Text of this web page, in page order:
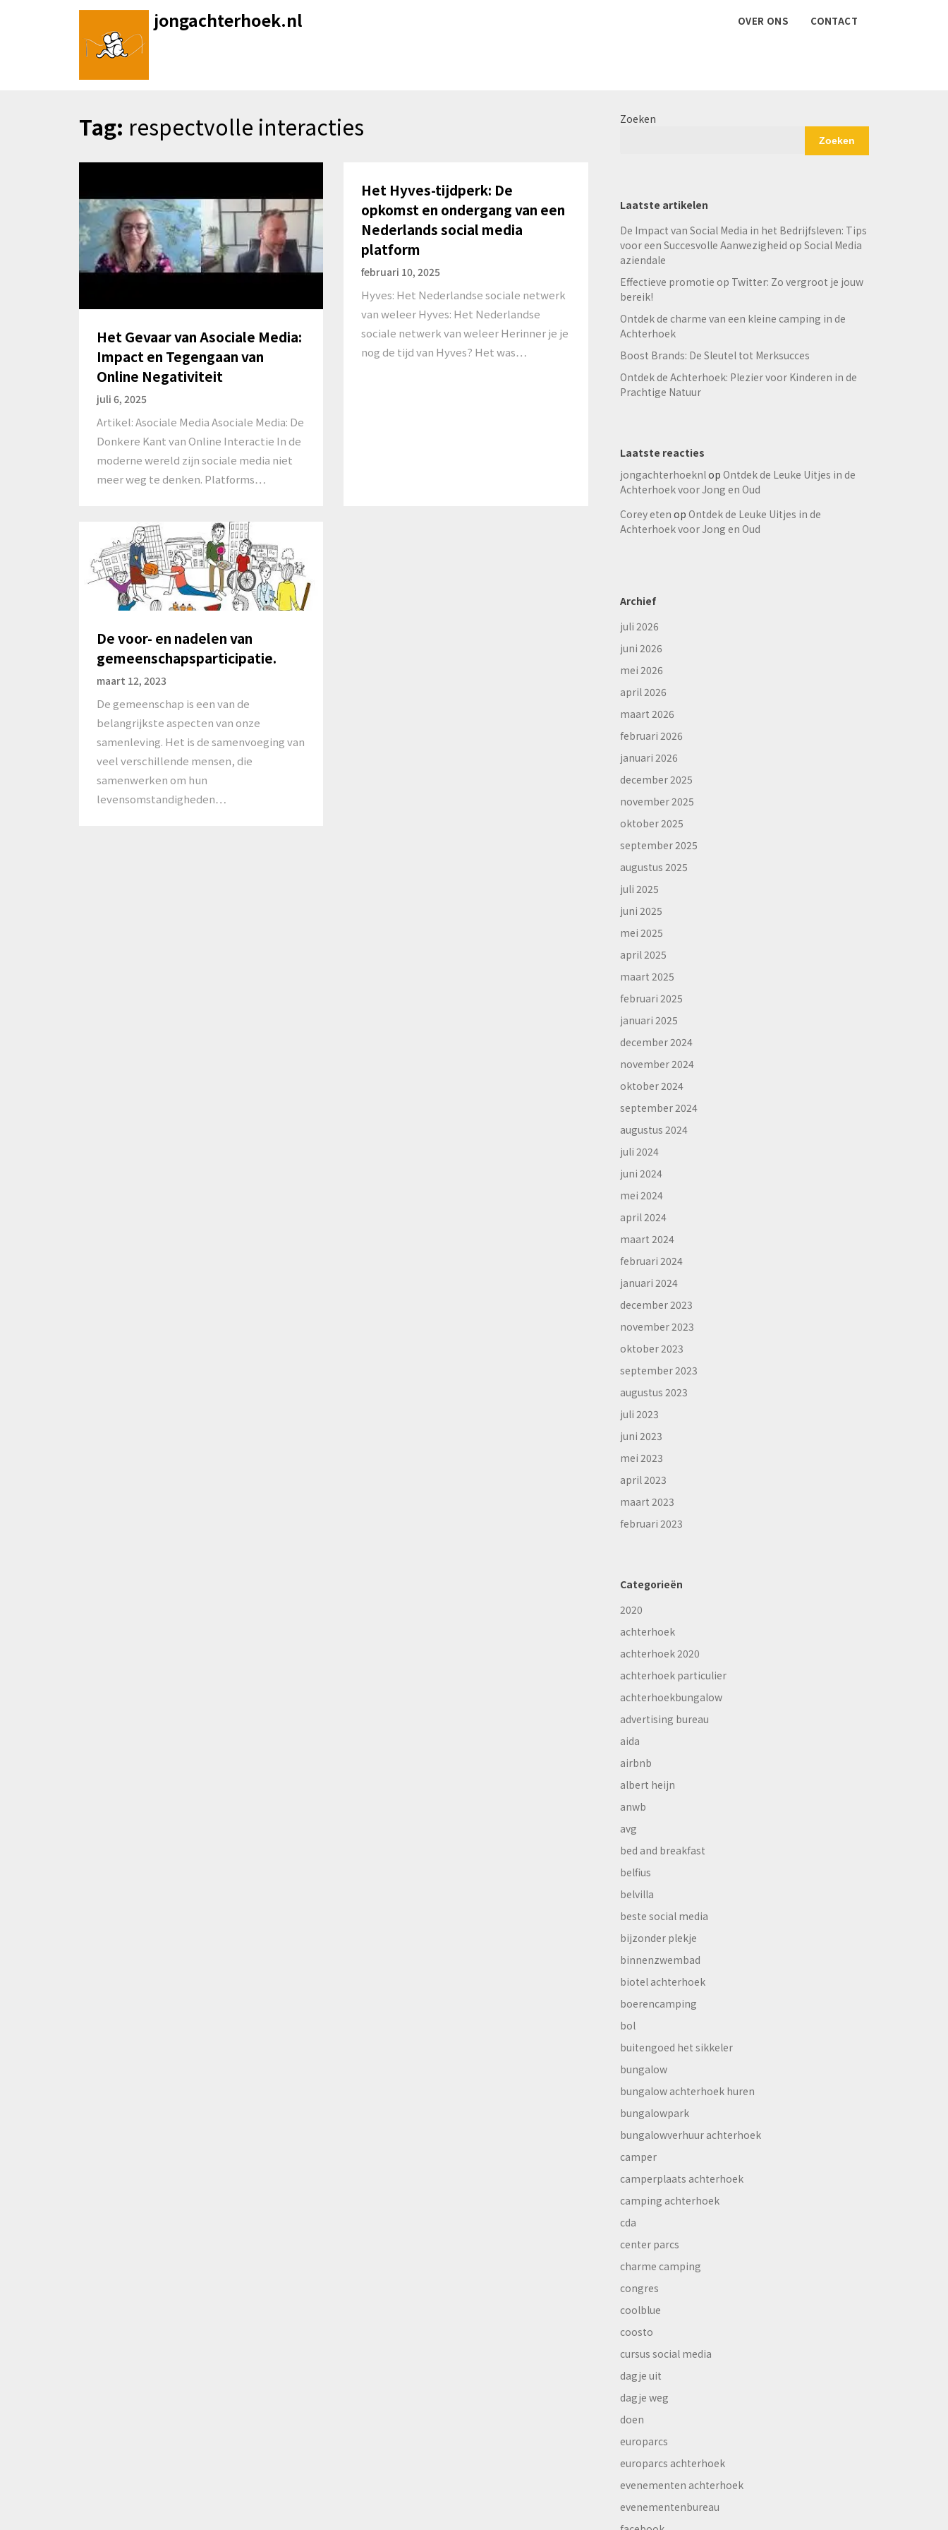
jongachterhoek.nl OVER ONS CONTACT
Tag: respectvolle interacties
Het Gevaar van Asociale Media:
Impact en Tegengaan van
Online Negativiteit
juli 6, 2025
Artikel: Asociale Media Asociale Media: De
Donkere Kant van Online Interactie In de
moderne wereld zijn sociale media niet
meer weg te denken. Platforms…
Het Hyves-tijdperk: De
opkomst en ondergang van een
Nederlands social media
platform
februari 10, 2025
Hyves: Het Nederlandse sociale netwerk
van weleer Hyves: Het Nederlandse
sociale netwerk van weleer Herinner je je
nog de tijd van Hyves? Het was…
De voor- en nadelen van
gemeenschapsparticipatie.
maart 12, 2023
De gemeenschap is een van de
belangrijkste aspecten van onze
samenleving. Het is de samenvoeging van
veel verschillende mensen, die
samenwerken om hun
levensomstandigheden…
Zoeken
Zoeken
Laatste artikelen
De Impact van Social Media in het Bedrijfsleven: Tips
voor een Succesvolle Aanwezigheid op Social Media
aziendale
Effectieve promotie op Twitter: Zo vergroot je jouw
bereik!
Ontdek de charme van een kleine camping in de
Achterhoek
Boost Brands: De Sleutel tot Merksucces
Ontdek de Achterhoek: Plezier voor Kinderen in de
Prachtige Natuur
Laatste reacties
jongachterhoeknlop Ontdek de Leuke Uitjes in de
Achterhoek voor Jong en Oud
Corey eten op Ontdek de Leuke Uitjes in de
Achterhoek voor Jong en Oud
Archief
juli 2026
juni 2026
mei 2026
april 2026
maart 2026
februari 2026
januari 2026
december 2025
november 2025
oktober 2025
september 2025
augustus 2025
juli 2025
juni 2025
mei 2025
april 2025
maart 2025
februari 2025
januari 2025
december 2024
november 2024
oktober 2024
september 2024
augustus 2024
juli 2024
juni 2024
mei 2024
april 2024
maart 2024
februari 2024
januari 2024
december 2023
november 2023
oktober 2023
september 2023
augustus 2023
juli 2023
juni 2023
mei 2023
april 2023
maart 2023
februari 2023
Categorieën
2020
achterhoek
achterhoek 2020
achterhoek particulier
achterhoekbungalow
advertising bureau
aida
airbnb
albert heijn
anwb
avg
bed and breakfast
belfius
belvilla
beste social media
bijzonder plekje
binnenzwembad
biotel achterhoek
boerencamping
bol
buitengoed het sikkeler
bungalow
bungalow achterhoek huren
bungalowpark
bungalowverhuur achterhoek
camper
camperplaats achterhoek
camping achterhoek
cda
center parcs
charme camping
congres
coolblue
coosto
cursus social media
dagje uit
dagje weg
doen
europarcs
europarcs achterhoek
evenementen achterhoek
evenementenbureau